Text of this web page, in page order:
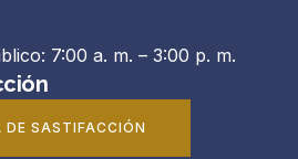
7:00 a. m. – 3:00 p. m.
DE SASTIFACCIÓN